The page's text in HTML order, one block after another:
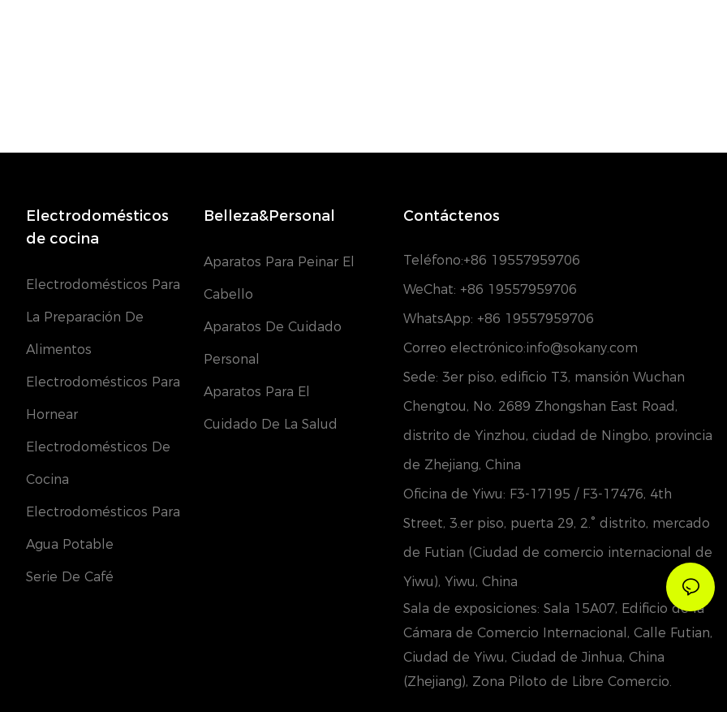
Electrodomésticos
de cocina
Electrodomésticos Para
La Preparación De
Alimentos
Electrodomésticos Para
Hornear
Electrodomésticos De
Cocina
Electrodomésticos Para
Agua Potable
Serie De Café
Belleza&Personal
Aparatos Para Peinar El
Cabello
Aparatos De Cuidado
Personal
Aparatos Para El
Cuidado De La Salud
Contáctenos
Teléfono:+86 19557959706
WeChat: +86 19557959706
WhatsApp: +86 19557959706
Correo electrónico:info@sokany.com
Sede: 3er piso, edificio T3, mansión Wuchan
Chengtou, No. 2689 Zhongshan East Road,
distrito de Yinzhou, ciudad de Ningbo, provincia
de Zhejiang, China
Oficina de Yiwu: F3-17195 / F3-17476, 4th
Street, 3.er piso, puerta 29, 2.° distrito, mercado
de Futian (Ciudad de comercio internacional de
Yiwu), Yiwu, China
Sala de exposiciones: Sala 15A07, Edificio de la
Cámara de Comercio Internacional, Calle Futian,
Ciudad de Yiwu, Ciudad de Jinhua, China
(Zhejiang), Zona Piloto de Libre Comercio.